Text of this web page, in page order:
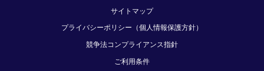
サイトマップ
プライバシーポリシー（個人情報保護方針）
競争法コンプライアンス指針
ご利用条件